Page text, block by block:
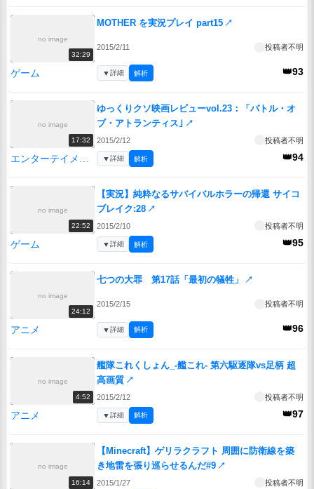
no image
32:29
MOTHER を実況プレイ part15 ↗
2015/2/11 投稿者不明
ゲーム 👑93
▼詳細 解析
no image
17:32
ゆっくりクソ映画レビューvol.23：「バトル・オ
ブ・アトランティス｣ ↗
2015/2/12 投稿者不明
エンターテイメント 👑94
▼詳細 解析
no image
22:52
【実況】純粋なるサバイバルホラーの帰還 サイコ
ブレイク:28 ↗
2015/2/10 投稿者不明
ゲーム 👑95
▼詳細 解析
no image
24:12
七つの大罪 第17話「最初の犠牲」 ↗
2015/2/15 投稿者不明
アニメ 👑96
▼詳細 解析
no image
4:52
艦隊これくしょん_-艦これ- 第六駆逐隊vs足柄 超
高画質 ↗
2015/2/12 投稿者不明
アニメ 👑97
▼詳細 解析
no image
16:14
【Minecraft】ゲリラクラフト 周囲に防衛線を築
き地雷を張り巡らせるんだ#9 ↗
2015/1/27 投稿者不明